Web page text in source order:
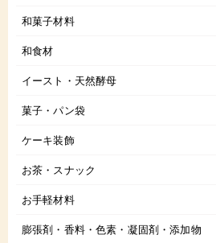
和菓子材料
和食材
イースト・天然酵母
菓子・パン袋
ケーキ装飾
お茶・スナック
お手軽材料
膨張剤・香料・色素・凝固剤・添加物